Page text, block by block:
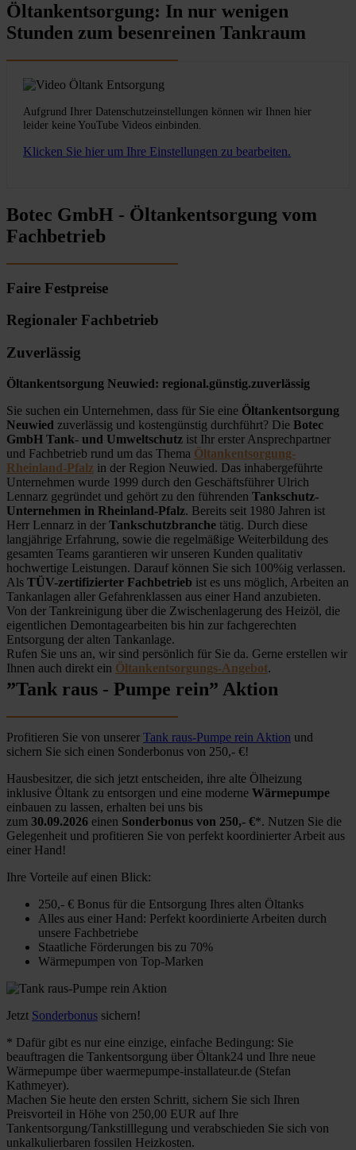
Öltankentsorgung: In nur wenigen
Stunden zum besenreinen Tankraum
Aufgrund Ihrer Datenschutzeinstellungen können wir Ihnen hier
leider keine YouTube Videos einbinden.
Klicken Sie hier um Ihre Einstellungen zu bearbeiten.
Botec GmbH - Öltankentsorgung vom
Fachbetrieb
Faire Festpreise
Regionaler Fachbetrieb
Zuverlässig
Öltankentsorgung Neuwied: regional.günstig.zuverlässig
Sie suchen ein Unternehmen, dass für Sie eine Öltankentsorgung
Neuwied zuverlässig und kostengünstig durchführt? Die Botec
GmbH Tank- und Umweltschutz ist Ihr erster Ansprechpartner
und Fachbetrieb rund um das Thema Öltankentsorgung-
Rheinland-Pfalz in der Region Neuwied. Das inhabergeführte
Unternehmen wurde 1999 durch den Geschäftsführer Ulrich
Lennarz gegründet und gehört zu den führenden Tankschutz-
Unternehmen in Rheinland-Pfalz. Bereits seit 1980 Jahren ist
Herr Lennarz in der Tankschutzbranche tätig. Durch diese
langjährige Erfahrung, sowie die regelmäßige Weiterbildung des
gesamten Teams garantieren wir unseren Kunden qualitativ
hochwertige Leistungen. Darauf können Sie sich 100%ig verlassen.
Als TÜV-zertifizierter Fachbetrieb ist es uns möglich, Arbeiten an
Tankanlagen aller Gefahrenklassen aus einer Hand anzubieten.
Von der Tankreinigung über die Zwischenlagerung des Heizöl, die
eigentlichen Demontagearbeiten bis hin zur fachgerechten
Entsorgung der alten Tankanlage.
Rufen Sie uns an, wir sind persönlich für Sie da. Gerne erstellen wir
Ihnen auch direkt ein Öltankentsorgungs-Angebot.
”Tank raus - Pumpe rein” Aktion
Profitieren Sie von unserer Tank raus-Pumpe rein Aktion und
sichern Sie sich einen Sonderbonus von 250,- €!
Hausbesitzer, die sich jetzt entscheiden, ihre alte Ölheizung
inklusive Öltank zu entsorgen und eine moderne Wärmepumpe
einbauen zu lassen, erhalten bei uns bis
zum 30.09.2026 einen Sonderbonus von 250,- €*. Nutzen Sie die
Gelegenheit und profitieren Sie von perfekt koordinierter Arbeit aus
einer Hand!
Ihre Vorteile auf einen Blick:
250,- € Bonus für die Entsorgung Ihres alten Öltanks
Alles aus einer Hand: Perfekt koordinierte Arbeiten durch
unsere Fachbetriebe
Staatliche Förderungen bis zu 70%
Wärmepumpen von Top-Marken
Jetzt Sonderbonus sichern!
* Dafür gibt es nur eine einzige, einfache Bedingung: Sie
beauftragen die Tankentsorgung über Öltank24 und Ihre neue
Wärmepumpe über waermepumpe-installateur.de (Stefan
Kathmeyer).
Machen Sie heute den ersten Schritt, sichern Sie sich Ihren
Preisvorteil in Höhe von 250,00 EUR auf Ihre
Tankentsorgung/Tankstilllegung und verabschieden Sie sich von
unkalkulierbaren fossilen Heizkosten.